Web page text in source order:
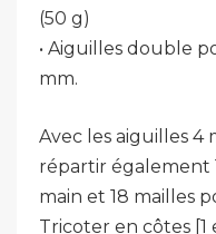
(50 g)
• Aiguilles double
mm.
Avec les aiguilles 4
répartir également
main et 18 mailles
Tricoter en côtes [1